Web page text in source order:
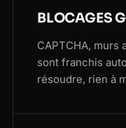
BLOCAGES
CAPTCHA,
sont franchis
résoudre, rien à